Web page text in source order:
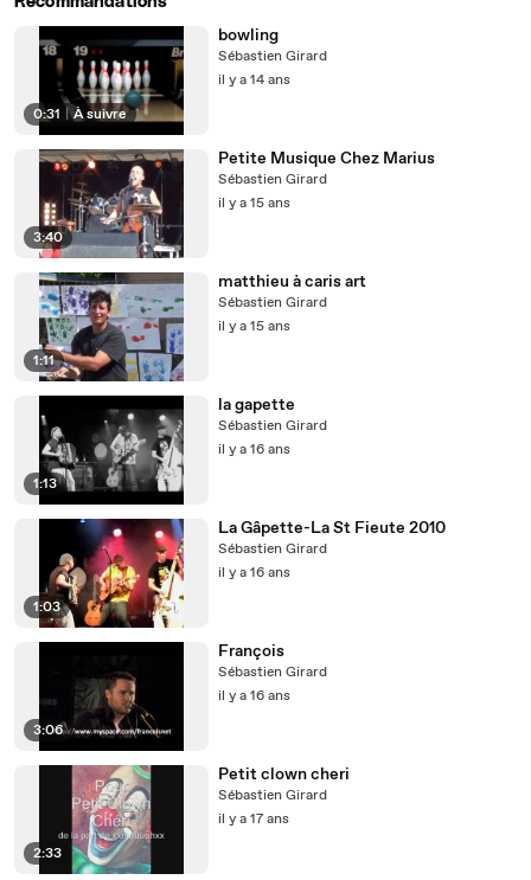
0:31 | À suivre
bowling
Sébastien Girard
il y a 14 ans
3:40
Petite Musique Chez Marius
Sébastien Girard
il y a 15 ans
1:11
matthieu à caris art
Sébastien Girard
il y a 15 ans
1:13
la gapette
Sébastien Girard
il y a 16 ans
1:03
La Gâpette-La St Fieute 2010
Sébastien Girard
il y a 16 ans
3:06
François
Sébastien Girard
il y a 16 ans
2:33
Petit clown cheri
Sébastien Girard
il y a 17 ans